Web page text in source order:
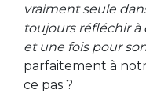
vraiment seule
toujours réfléchir à
et une fois pour
parfaitement à
ce pas ?